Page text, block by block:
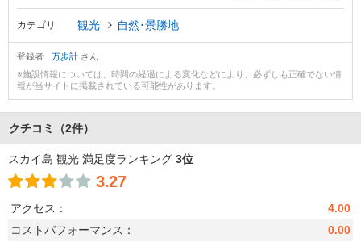
カテゴリ 観光 自然･景勝地
登録者 万歩計 さん
※施設情報については、時間の経過による変化などにより、必ずしも正確でない情
報が当サイトに掲載されている可能性があります。
クチコミ （2件）
スカイ島 観光 満足度ランキング 3位
3.27
アクセス：
4.00
コストパフォーマンス：
0.00